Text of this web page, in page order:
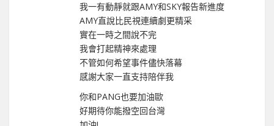
我一有動靜就跟AMY和SKY報告新進度
AMY直說比民視連續劇更精采
實在一時之間說不完
我會打起精神來處理
不管如何希望事件儘快落幕
感謝大家一直支持陪伴我
你和PANG也要加油歐
好期待你能撥空回台灣